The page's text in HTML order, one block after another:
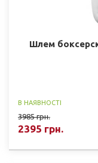
Шлем
В НАЯВНОСТІ
3985грн.
2395 грн.